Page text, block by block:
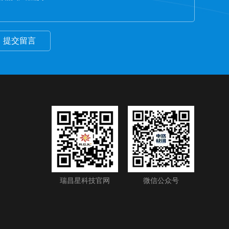
提交留言
瑞昌星科技官网 微信公众号